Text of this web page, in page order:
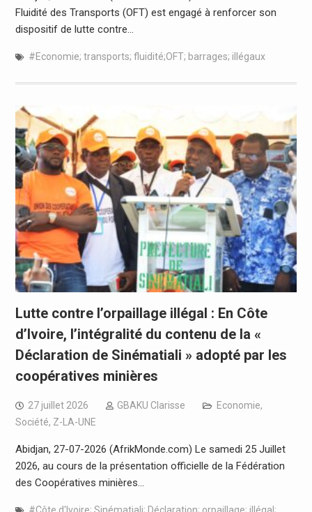
Fluidité des Transports (OFT) est engagé à renforcer son
dispositif de lutte contre…
#Economie; transports; fluidité;OFT; barrages; illégaux
Lutte contre l’orpaillage illégal : En Côte
d’Ivoire, l’intégralité du contenu de la «
Déclaration de Sinématiali » adopté par les
coopératives minières
27 juillet 2026 GBAKU Clarisse Economie,
Société, Z-LA-UNE
Abidjan, 27-07-2026 (AfrikMonde.com) Le samedi 25 Juillet
2026, au cours de la présentation officielle de la Fédération
des Coopératives minières…